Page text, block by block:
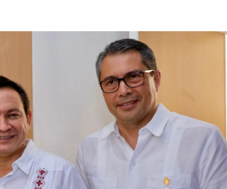
UNIVERSITARIOS PROPONE